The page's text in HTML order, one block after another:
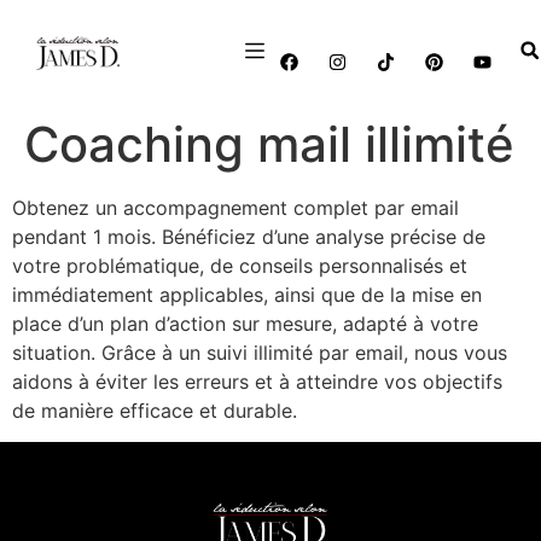
Coaching mail illimité
Obtenez un accompagnement complet par email
pendant 1 mois. Bénéficiez d’une analyse précise de
votre problématique, de conseils personnalisés et
immédiatement applicables, ainsi que de la mise en
place d’un plan d’action sur mesure, adapté à votre
situation. Grâce à un suivi illimité par email, nous vous
aidons à éviter les erreurs et à atteindre vos objectifs
de manière efficace et durable.